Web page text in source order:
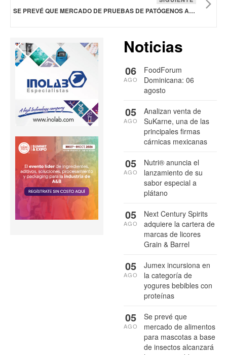
SE PREVÉ QUE MERCADO DE PRUEBAS DE PATÓGENOS ALIMENTARIOS ALCANCE LOS 23,900 MDD EN 2031
Noticias
FoodForum
Dominicana: 06
agosto
06
AGO
Analizan venta de
SuKarne, una de las
principales firmas
cárnicas mexicanas
05
AGO
Nutri® anuncia el
lanzamiento de su
sabor especial a
plátano
05
AGO
Next Century Spirits
adquiere la cartera de
marcas de licores
Grain & Barrel
05
AGO
Jumex incursiona en
la categoría de
yogures bebibles con
proteínas
05
AGO
Se prevé que
mercado de alimentos
para mascotas a base
de insectos alcanzará
05
AGO